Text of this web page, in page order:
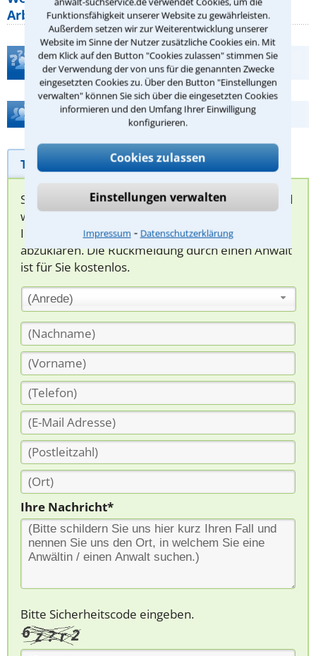
Funktionsfähigkeit unserer Website zu gewährleisten.
Außerdem setzen wir zur Weiterentwicklung unserer
Website im Sinne der Nutzer zusätzliche Cookies ein. Mit
dem Klick auf den Button "Cookies zulassen" stimmen Sie
der Verwendung der von uns für die genannten Zwecke
eingesetzten Cookies zu. Über den Button "Einstellungen
verwalten" können Sie sich über die eingesetzten Cookies
informieren und den Umfang Ihrer Einwilligung
konfigurieren.
Cookies zulassen
Einstellungen verwalten
Impressum ⁃ Datenschutzerklärung
Arbeitszeit gelten beim
Teste Dein Rechtswissen
Hilfe bei Ihrer Anwaltsuche?
Telefonhilfe Beratungsanfrage
Sie können hier Ihren Fall schildern. Anschließend
werden sich spezialisierte Rechtsanwälte bei
Ihnen melden, um das weitere Vorgehen
abzuklären. Die Rückmeldung durch einen Anwalt
ist für Sie kostenlos.
(Anrede)
Ihre Nachricht*
Bitte Sicherheitscode eingeben.